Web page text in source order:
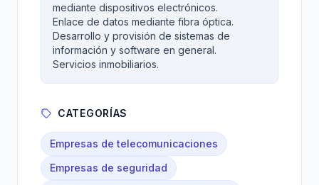
mediante dispositivos electrónicos.
Enlace de datos mediante fibra óptica.
Desarrollo y provisión de sistemas de
información y software en general.
Servicios inmobiliarios.
CATEGORÍAS
Empresas de telecomunicaciones
Empresas de seguridad